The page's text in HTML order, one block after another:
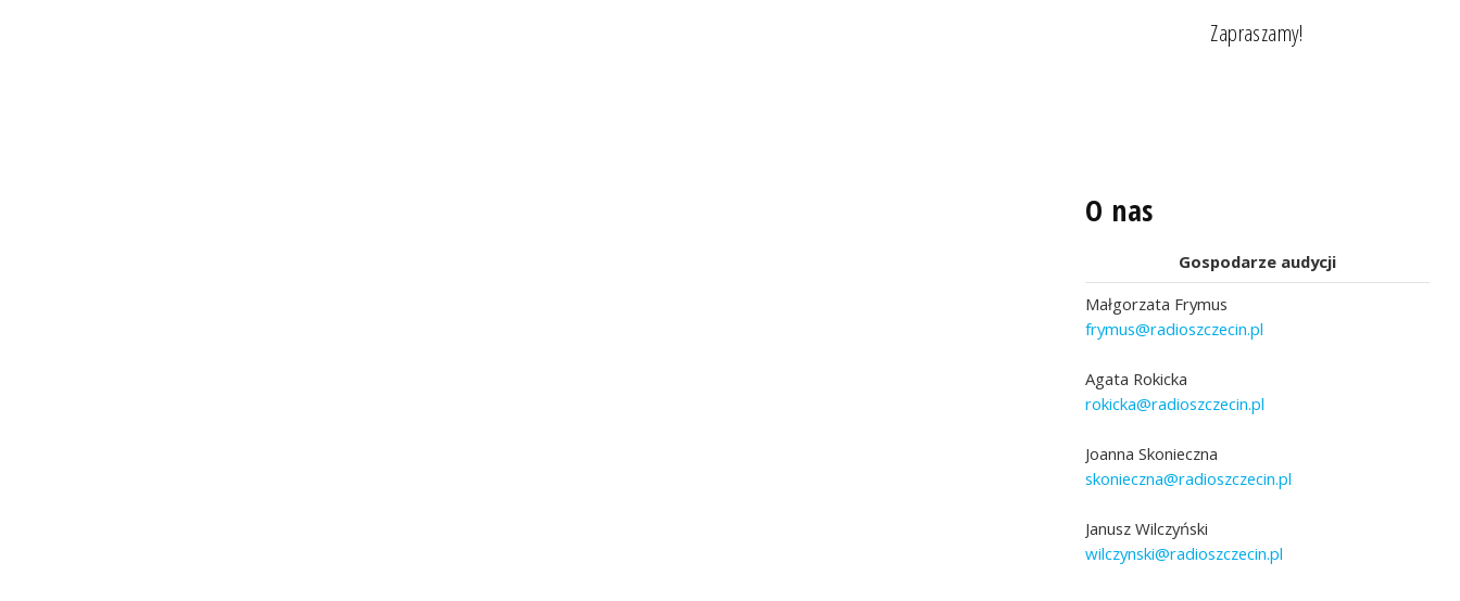
Zapraszamy!
O nas
Gospodarze audycji
Małgorzata Frymus
frymus@radioszczecin.pl
Agata Rokicka
rokicka@radioszczecin.pl
Joanna Skonieczna
skonieczna@radioszczecin.pl
Janusz Wilczyński
wilczynski@radioszczecin.pl